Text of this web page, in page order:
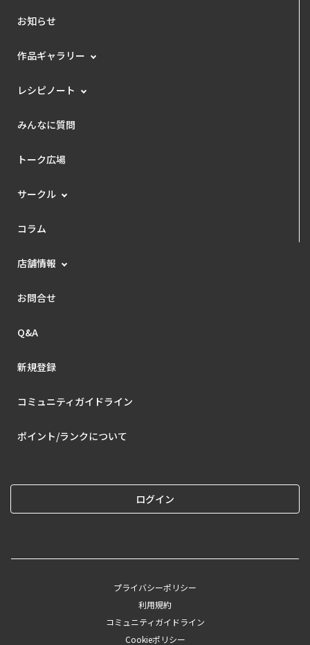
お知らせ
作品ギャラリー
レシピノート
みんなに質問
トーク広場
サークル
コラム
店舗情報
お問合せ
Q&A
新規登録
コミュニティガイドライン
ポイント/ランクについて
ログイン
プライバシーポリシー
利用規約
コミュニティガイドライン
Cookieポリシー